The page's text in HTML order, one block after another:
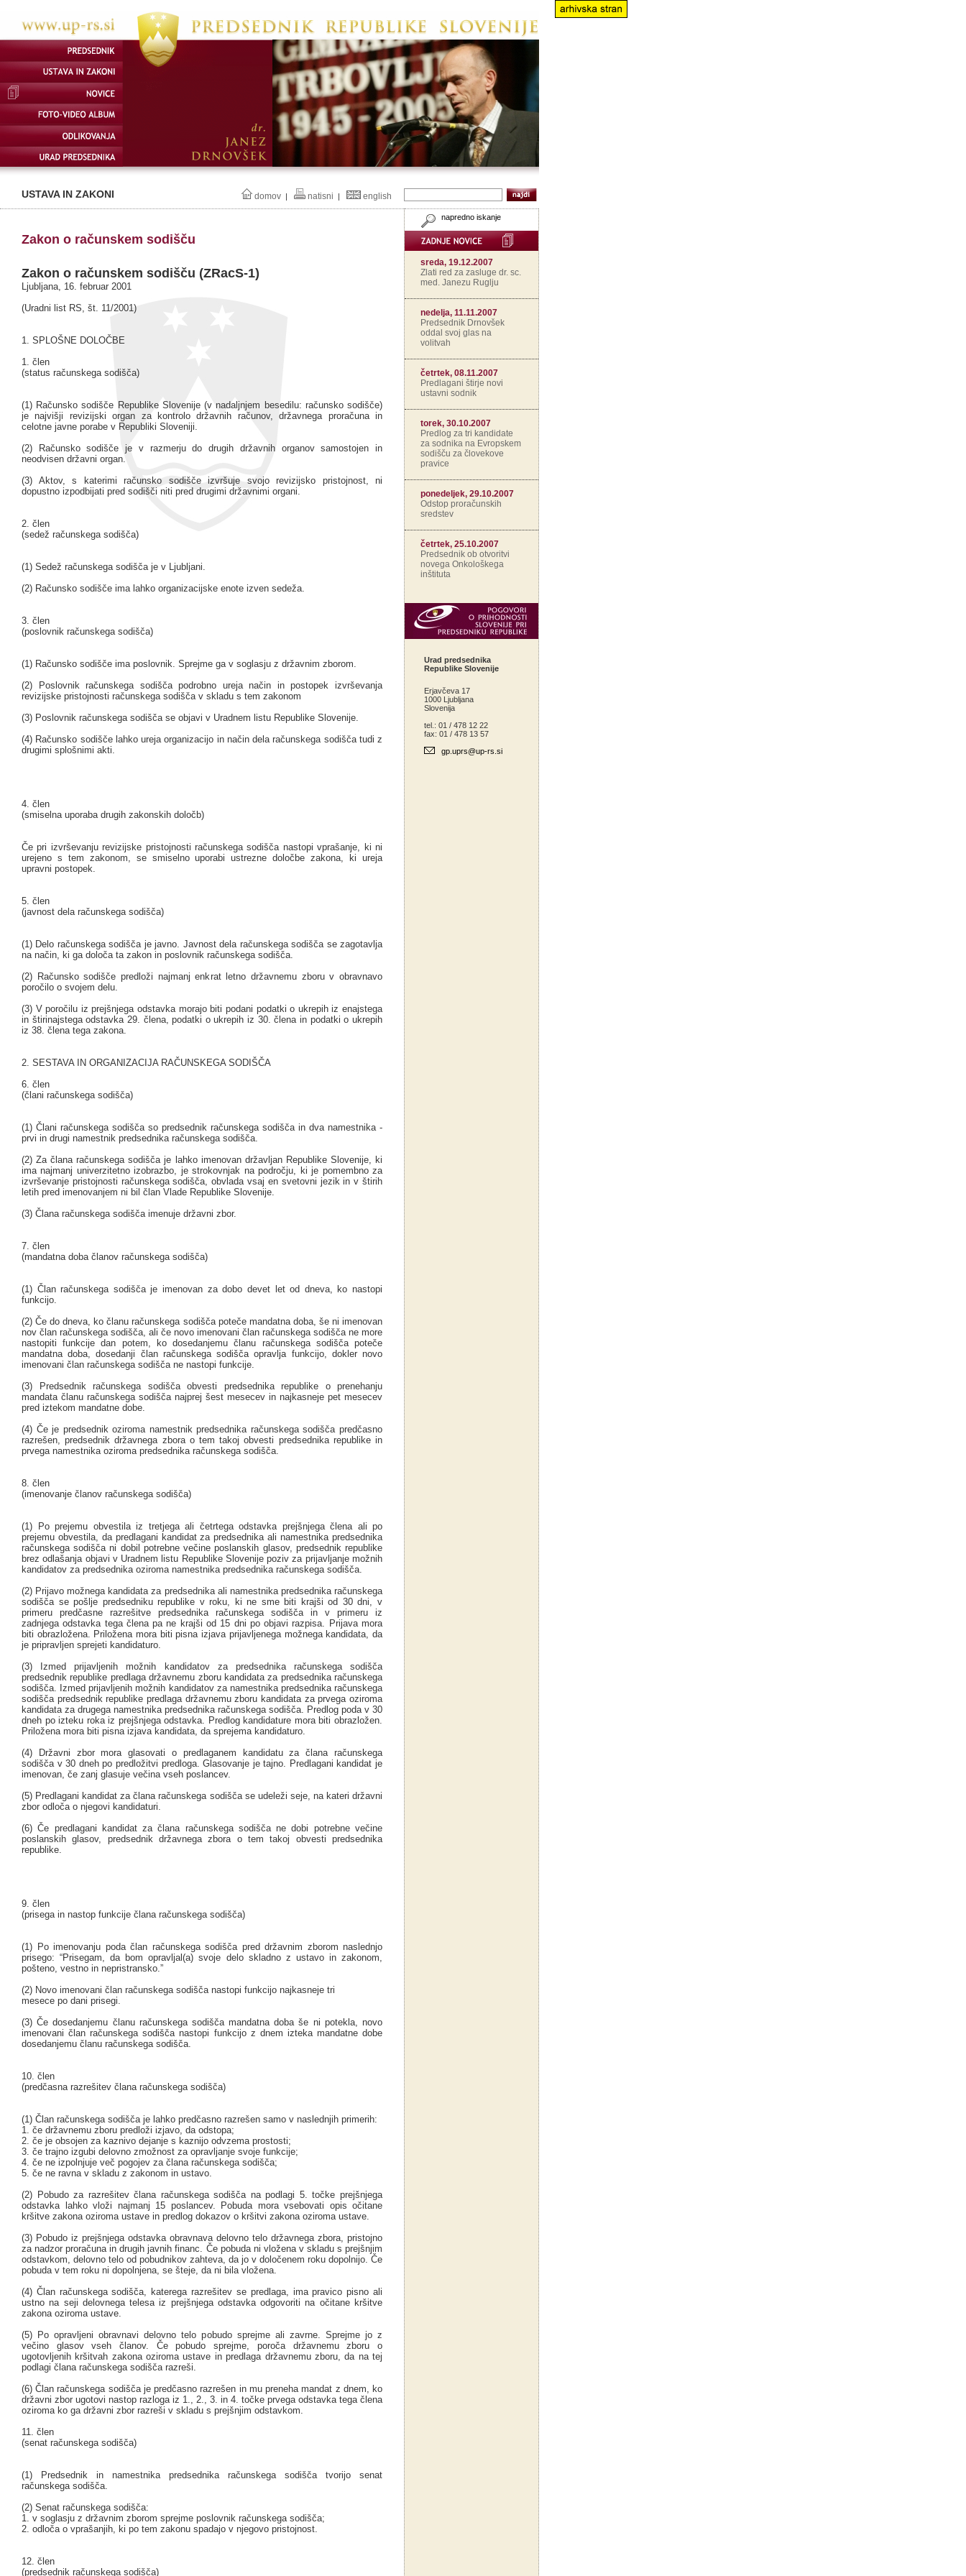
USTAVA IN ZAKONI domov | natisni | english
Zakon o računskem sodišču
Zakon o računskem sodišču (ZRacS-1)
Ljubljana, 16. februar 2001
(Uradni list RS, št. 11/2001)
1. SPLOŠNE DOLOČBE
1. člen
(status računskega sodišča)
(1) Računsko sodišče Republike Slovenije (v nadaljnjem besedilu: računsko sodišče)
je najvišji revizijski organ za kontrolo državnih računov, državnega proračuna in
celotne javne porabe v Republiki Sloveniji.
(2) Računsko sodišče je v razmerju do drugih državnih organov samostojen in
neodvisen državni organ.
(3) Aktov, s katerimi računsko sodišče izvršuje svojo revizijsko pristojnost, ni
dopustno izpodbijati pred sodišči niti pred drugimi državnimi organi.
2. člen
(sedež računskega sodišča)
(1) Sedež računskega sodišča je v Ljubljani.
(2) Računsko sodišče ima lahko organizacijske enote izven sedeža.
3. člen
(poslovnik računskega sodišča)
(1) Računsko sodišče ima poslovnik. Sprejme ga v soglasju z državnim zborom.
(2) Poslovnik računskega sodišča podrobno ureja način in postopek izvrševanja
revizijske pristojnosti računskega sodišča v skladu s tem zakonom
(3) Poslovnik računskega sodišča se objavi v Uradnem listu Republike Slovenije.
(4) Računsko sodišče lahko ureja organizacijo in način dela računskega sodišča tudi z
drugimi splošnimi akti.
4. člen
(smiselna uporaba drugih zakonskih določb)
Če pri izvrševanju revizijske pristojnosti računskega sodišča nastopi vprašanje, ki ni
urejeno s tem zakonom, se smiselno uporabi ustrezne določbe zakona, ki ureja
upravni postopek.
5. člen
(javnost dela računskega sodišča)
(1) Delo računskega sodišča je javno. Javnost dela računskega sodišča se zagotavlja
na način, ki ga določa ta zakon in poslovnik računskega sodišča.
(2) Računsko sodišče predloži najmanj enkrat letno državnemu zboru v obravnavo
poročilo o svojem delu.
(3) V poročilu iz prejšnjega odstavka morajo biti podani podatki o ukrepih iz enajstega
in štirinajstega odstavka 29. člena, podatki o ukrepih iz 30. člena in podatki o ukrepih
iz 38. člena tega zakona.
2. SESTAVA IN ORGANIZACIJA RAČUNSKEGA SODIŠČA
6. člen
(člani računskega sodišča)
(1) Člani računskega sodišča so predsednik računskega sodišča in dva namestnika -
prvi in drugi namestnik predsednika računskega sodišča.
(2) Za člana računskega sodišča je lahko imenovan državljan Republike Slovenije, ki
ima najmanj univerzitetno izobrazbo, je strokovnjak na področju, ki je pomembno za
izvrševanje pristojnosti računskega sodišča, obvlada vsaj en svetovni jezik in v štirih
letih pred imenovanjem ni bil član Vlade Republike Slovenije.
(3) Člana računskega sodišča imenuje državni zbor.
7. člen
(mandatna doba članov računskega sodišča)
(1) Član računskega sodišča je imenovan za dobo devet let od dneva, ko nastopi
funkcijo.
(2) Če do dneva, ko članu računskega sodišča poteče mandatna doba, še ni imenovan
nov član računskega sodišča, ali če novo imenovani član računskega sodišča ne more
nastopiti funkcije dan potem, ko dosedanjemu članu računskega sodišča poteče
mandatna doba, dosedanji član računskega sodišča opravlja funkcijo, dokler novo
imenovani član računskega sodišča ne nastopi funkcije.
(3) Predsednik računskega sodišča obvesti predsednika republike o prenehanju
mandata članu računskega sodišča najprej šest mesecev in najkasneje pet mesecev
pred iztekom mandatne dobe.
(4) Če je predsednik oziroma namestnik predsednika računskega sodišča predčasno
razrešen, predsednik državnega zbora o tem takoj obvesti predsednika republike in
prvega namestnika oziroma predsednika računskega sodišča.
8. člen
(imenovanje članov računskega sodišča)
(1) Po prejemu obvestila iz tretjega ali četrtega odstavka prejšnjega člena ali po
prejemu obvestila, da predlagani kandidat za predsednika ali namestnika predsednika
računskega sodišča ni dobil potrebne večine poslanskih glasov, predsednik republike
brez odlašanja objavi v Uradnem listu Republike Slovenije poziv za prijavljanje možnih
kandidatov za predsednika oziroma namestnika predsednika računskega sodišča.
(2) Prijavo možnega kandidata za predsednika ali namestnika predsednika računskega
sodišča se pošlje predsedniku republike v roku, ki ne sme biti krajši od 30 dni, v
primeru predčasne razrešitve predsednika računskega sodišča in v primeru iz
zadnjega odstavka tega člena pa ne krajši od 15 dni po objavi razpisa. Prijava mora
biti obrazložena. Priložena mora biti pisna izjava prijavljenega možnega kandidata, da
je pripravljen sprejeti kandidaturo.
(3) Izmed prijavljenih možnih kandidatov za predsednika računskega sodišča
predsednik republike predlaga državnemu zboru kandidata za predsednika računskega
sodišča. Izmed prijavljenih možnih kandidatov za namestnika predsednika računskega
sodišča predsednik republike predlaga državnemu zboru kandidata za prvega oziroma
kandidata za drugega namestnika predsednika računskega sodišča. Predlog poda v 30
dneh po izteku roka iz prejšnjega odstavka. Predlog kandidature mora biti obrazložen.
Priložena mora biti pisna izjava kandidata, da sprejema kandidaturo.
(4) Državni zbor mora glasovati o predlaganem kandidatu za člana računskega
sodišča v 30 dneh po predložitvi predloga. Glasovanje je tajno. Predlagani kandidat je
imenovan, če zanj glasuje večina vseh poslancev.
(5) Predlagani kandidat za člana računskega sodišča se udeleži seje, na kateri državni
zbor odloča o njegovi kandidaturi.
(6) Če predlagani kandidat za člana računskega sodišča ne dobi potrebne večine
poslanskih glasov, predsednik državnega zbora o tem takoj obvesti predsednika
republike.
9. člen
(prisega in nastop funkcije člana računskega sodišča)
(1) Po imenovanju poda član računskega sodišča pred državnim zborom naslednjo
prisego: “Prisegam, da bom opravljal(a) svoje delo skladno z ustavo in zakonom,
pošteno, vestno in nepristransko.”
(2) Novo imenovani član računskega sodišča nastopi funkcijo najkasneje tri
mesece po dani prisegi.
(3) Če dosedanjemu članu računskega sodišča mandatna doba še ni potekla, novo
imenovani član računskega sodišča nastopi funkcijo z dnem izteka mandatne dobe
dosedanjemu članu računskega sodišča.
10. člen
(predčasna razrešitev člana računskega sodišča)
(1) Član računskega sodišča je lahko predčasno razrešen samo v naslednjih primerih:
1. če državnemu zboru predloži izjavo, da odstopa;
2. če je obsojen za kaznivo dejanje s kaznijo odvzema prostosti;
3. če trajno izgubi delovno zmožnost za opravljanje svoje funkcije;
4. če ne izpolnjuje več pogojev za člana računskega sodišča;
5. če ne ravna v skladu z zakonom in ustavo.
(2) Pobudo za razrešitev člana računskega sodišča na podlagi 5. točke prejšnjega
odstavka lahko vloži najmanj 15 poslancev. Pobuda mora vsebovati opis očitane
kršitve zakona oziroma ustave in predlog dokazov o kršitvi zakona oziroma ustave.
(3) Pobudo iz prejšnjega odstavka obravnava delovno telo državnega zbora, pristojno
za nadzor proračuna in drugih javnih financ. Če pobuda ni vložena v skladu s prejšnjim
odstavkom, delovno telo od pobudnikov zahteva, da jo v določenem roku dopolnijo. Če
pobuda v tem roku ni dopolnjena, se šteje, da ni bila vložena.
(4) Član računskega sodišča, katerega razrešitev se predlaga, ima pravico pisno ali
ustno na seji delovnega telesa iz prejšnjega odstavka odgovoriti na očitane kršitve
zakona oziroma ustave.
(5) Po opravljeni obravnavi delovno telo pobudo sprejme ali zavrne. Sprejme jo z
večino glasov vseh članov. Če pobudo sprejme, poroča državnemu zboru o
ugotovljenih kršitvah zakona oziroma ustave in predlaga državnemu zboru, da na tej
podlagi člana računskega sodišča razreši.
(6) Član računskega sodišča je predčasno razrešen in mu preneha mandat z dnem, ko
državni zbor ugotovi nastop razloga iz 1., 2., 3. in 4. točke prvega odstavka tega člena
oziroma ko ga državni zbor razreši v skladu s prejšnjim odstavkom.
11. člen
(senat računskega sodišča)
(1) Predsednik in namestnika predsednika računskega sodišča tvorijo senat
računskega sodišča.
(2) Senat računskega sodišča:
1. v soglasju z državnim zborom sprejme poslovnik računskega sodišča;
2. odloča o vprašanjih, ki po tem zakonu spadajo v njegovo pristojnost.
12. člen
(predsednik računskega sodišča)
napredno iskanje
sreda, 19.12.2007
Zlati red za zasluge dr. sc.
med. Janezu Ruglju
nedelja, 11.11.2007
Predsednik Drnovšek
oddal svoj glas na
volitvah
četrtek, 08.11.2007
Predlagani štirje novi
ustavni sodnik
torek, 30.10.2007
Predlog za tri kandidate
za sodnika na Evropskem
sodišču za človekove
pravice
ponedeljek, 29.10.2007
Odstop proračunskih
sredstev
četrtek, 25.10.2007
Predsednik ob otvoritvi
novega Onkološkega
inštituta
Urad predsednika
Republike Slovenije
Erjavčeva 17
1000 Ljubljana
Slovenija
tel.: 01 / 478 12 22
fax: 01 / 478 13 57
gp.uprs@up-rs.si